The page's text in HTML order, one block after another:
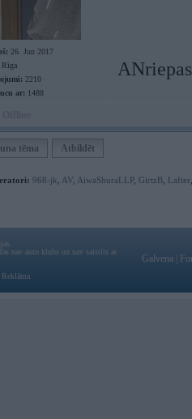
26. Jun 2017
Rīga
2210
ar: 1488
ANriepas
tēma Atbildēt
968-jk AV AiwaShuraLLP, GirtzB Lafter
nav auto klubs un nav saistīts ar
Reklāma
Galvena